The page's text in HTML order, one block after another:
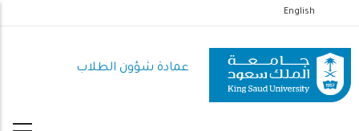
إلى
المحتوى
الرئيسي
English
عمادة شؤون الطلاب